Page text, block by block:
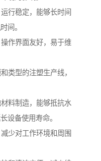
行稳定，能够长时间
间。
作界面友好，易于维
类型的注塑生产线，
料制造，能够抵抗水
设备使用寿命。
少对工作环境和周围